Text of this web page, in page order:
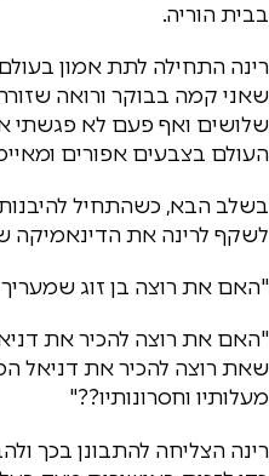
בבית הוריה.
רינה התחילה לתת אמון
שאני קמה בבוקר ורואה
שלושים ואף פעם לא
העולם בצבעים אפורים
בשלב הבא, כשהתחיל
לשקף לרינה את הדינאמיקה
"האם את רוצה בן זוג
"האם את רוצה להכיר את
שאת רוצה להכיר את דניאל
מעלותיו וחסרונותיו??"
רינה הצליחה להתבונן בכך